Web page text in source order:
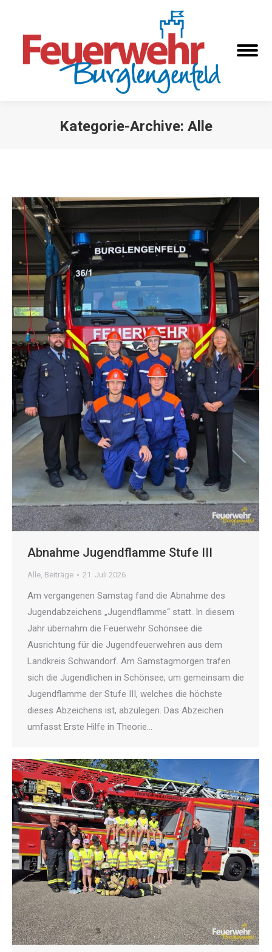
Kategorie-Archive: Alle
Abnahme Jugendflamme Stufe III
Alle, Beiträge 21. Juli 2026
Am vergangenen Samstag fand die Abnahme des
Jugendabzeichens „Jugendflamme“ statt. In diesem
Jahr übernahm die Feuerwehr Schönsee die
Ausrichtung für die Jugendfeuerwehren aus dem
Landkreis Schwandorf. Am Samstagmorgen trafen
sich die Jugendlichen in Schönsee, um gemeinsam die
Jugendflamme der Stufe III, welches die höchste
dieses Abzeichens ist, abzulegen. Das Abzeichen
umfasst Erste Hilfe in Theorie…